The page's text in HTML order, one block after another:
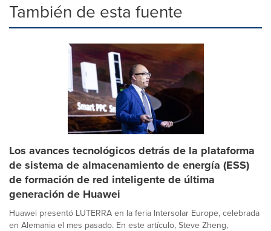
También de esta fuente
Los avances tecnológicos detrás de la plataforma
de sistema de almacenamiento de energía (ESS)
de formación de red inteligente de última
generación de Huawei
Huawei presentó LUTERRA en la feria Intersolar Europe, celebrada
en Alemania el mes pasado. En este artículo, Steve Zheng,